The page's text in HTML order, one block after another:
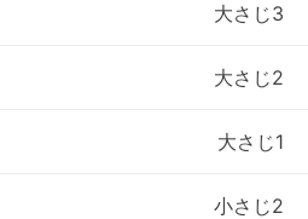
大さじ3
大さじ2
大さじ1
小さじ2